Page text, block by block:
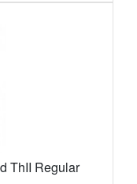
ThII Regular